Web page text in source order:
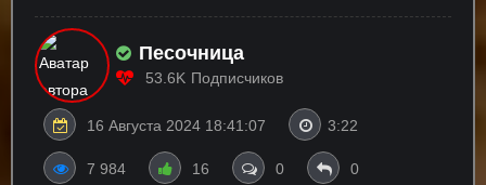
Песочница
53.6K Подписчиков
16 Августа 2024 18:41:07 3:22
7 984 16 0 0